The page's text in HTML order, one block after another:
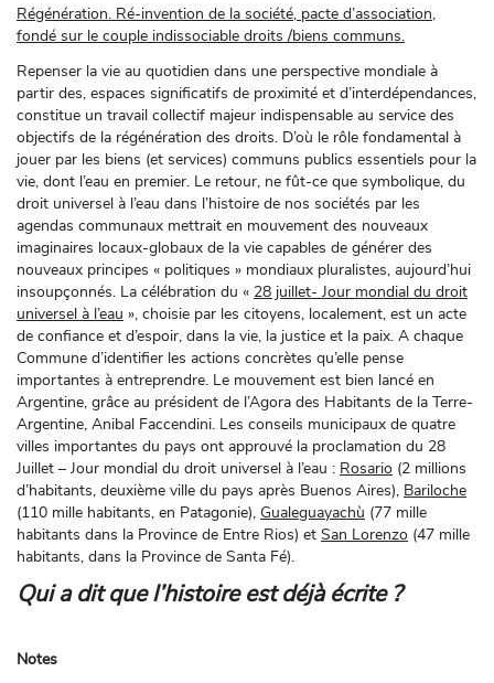
Régénération. Ré-invention de la société, pacte d’association,
fondé sur le couple indissociable droits /biens communs.
Repenser la vie au quotidien dans une perspective mondiale à
partir des, espaces significatifs de proximité et d’interdépendances,
constitue un travail collectif majeur indispensable au service des
objectifs de la régénération des droits. D’où le rôle fondamental à
jouer par les biens (et services) communs publics essentiels pour la
vie, dont l’eau en premier. Le retour, ne fût-ce que symbolique, du
droit universel à l’eau dans l’histoire de nos sociétés par les
agendas communaux mettrait en mouvement des nouveaux
imaginaires locaux-globaux de la vie capables de générer des
nouveaux principes « politiques » mondiaux pluralistes, aujourd’hui
insoupçonnés. La célébration du « 28 juillet- Jour mondial du droit
universel à l’eau », choisie par les citoyens, localement, est un acte
de confiance et d’espoir, dans la vie, la justice et la paix. A chaque
Commune d’identifier les actions concrètes qu’elle pense
importantes à entreprendre. Le mouvement est bien lancé en
Argentine, grâce au président de l’Agora des Habitants de la Terre-
Argentine, Anibal Faccendini. Les conseils municipaux de quatre
villes importantes du pays ont approuvé la proclamation du 28
Juillet – Jour mondial du droit universel à l’eau : Rosario (2 millions
d’habitants, deuxième ville du pays après Buenos Aires), Bariloche
(110 mille habitants, en Patagonie), Gualeguayachù (77 mille
habitants dans la Province de Entre Rios) et San Lorenzo (47 mille
habitants, dans la Province de Santa Fé).
Qui a dit que l’histoire est déjà écrite ?
Notes